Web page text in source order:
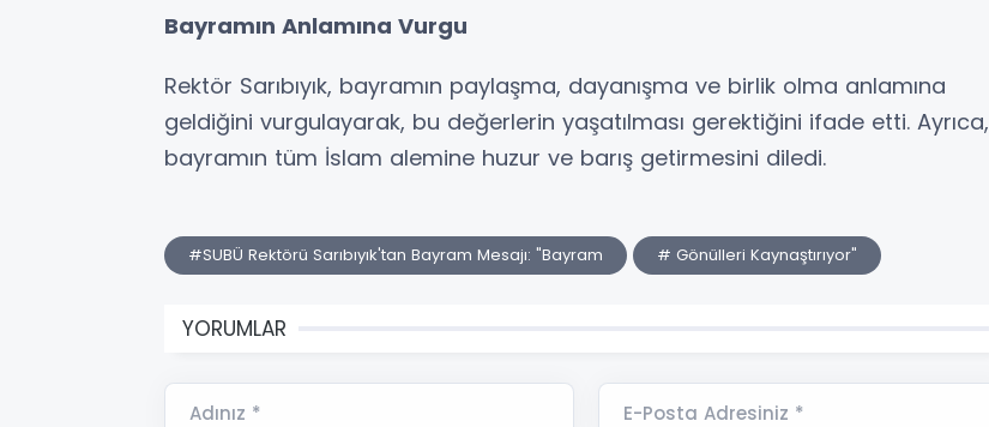
Bayramın Anlamına Vurgu
Rektör Sarıbıyık, bayramın paylaşma, dayanışma ve birlik olma anlamına
geldiğini vurgulayarak, bu değerlerin yaşatılması gerektiğini ifade etti. Ayrıca,
bayramın tüm İslam alemine huzur ve barış getirmesini diledi.
#SUBÜ Rektörü Sarıbıyık'tan Bayram Mesajı: "Bayram # Gönülleri Kaynaştırıyor"
YORUMLAR
Adınız * E-Posta Adresiniz *